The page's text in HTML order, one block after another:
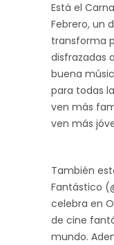
Está el
Febrero, un
transforma
disfrazadas
buena
para todas
ven más
ven más
También
Fantástico
celebra en
de cine
mundo.